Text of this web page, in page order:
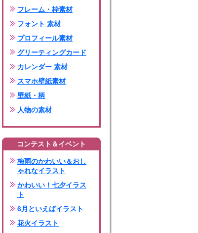
フレーム・枠素材
フォント 素材
プロフィール素材
グリーティングカード
カレンダー 素材
スマホ壁紙素材
壁紙・柄
人物の素材
コンテスト＆イベント
梅雨のかわいい＆おし
ゃれなイラスト
かわいい！七夕イラス
ト
6月といえばイラスト
花火イラスト